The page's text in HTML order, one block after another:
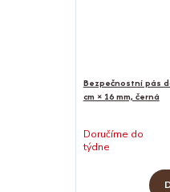
Bezpečnostní pás
cm × 16 mm, černá
Doručíme do
týdne